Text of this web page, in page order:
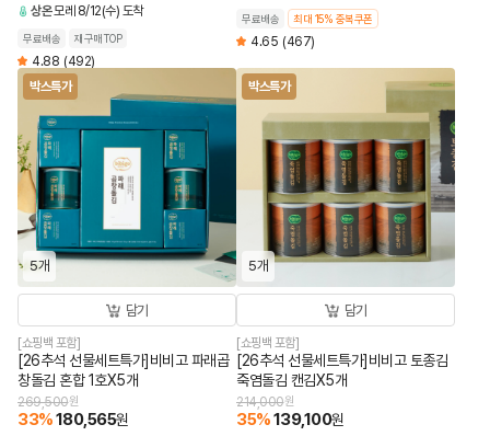
상온모레 8/12(수) 도착
무료배송 재구매TOP
4.88 (492)
무료배송 최대 15% 중복쿠폰
4.65 (467)
박스특가
5개
담기
[쇼핑백 포함]
[26추석 선물세트특가]비비고 파래곱
창돌김 혼합 1호X5개
269,500원
33%180,565원
박스특가
5개
담기
[쇼핑백 포함]
[26추석 선물세트특가]비비고 토종김
죽염돌김 캔김X5개
214,000원
35%139,100원